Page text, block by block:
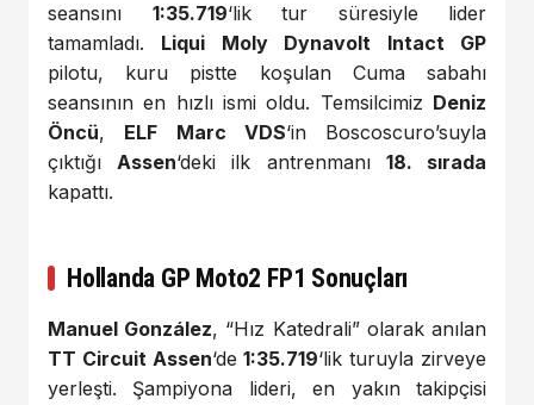
seansını 1:35.719‘lik tur süresiyle lider
tamamladı. Liqui Moly Dynavolt Intact GP
pilotu, kuru pistte koşulan Cuma sabahı
seansının en hızlı ismi oldu. Temsilcimiz Deniz
Öncü, ELF Marc VDS‘in Boscoscuro’suyla
çıktığıAssen‘deki ilk antrenmanı 18. sırada
kapattı.
Hollanda GP Moto2 FP1 Sonuçları
Manuel González, “Hız Katedrali” olarak anılan
TT Circuit Assen‘de1:35.719‘lik turuyla zirveye
yerleşti. Şampiyona lideri, en yakın takipçisi